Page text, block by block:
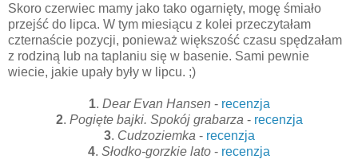
Skoro czerwiec mamy jako tako ogarnięty, mogę śmiało
przejść do lipca. W tym miesiącu z kolei przeczytałam
czternaście pozycji, ponieważ większość czasu spędzałam
z rodziną lub na taplaniu się w basenie. Sami pewnie
wiecie, jakie upały były w lipcu. ;)
1. Dear Evan Hansen - recenzja
2. Pogięte bajki. Spokój grabarza - recenzja
3. Cudzoziemka - recenzja
4. Słodko-gorzkie lato - recenzja